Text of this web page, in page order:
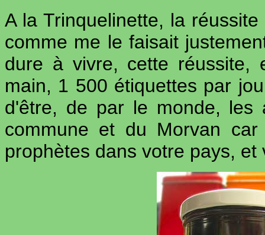
A la Trinquelinette, la
comme me le faisait
dure à vivre, cette réussite,
main, 1 500 étiquettes par
d'être, de par le monde, les
commune et du Morvan
prophètes dans votre pays,